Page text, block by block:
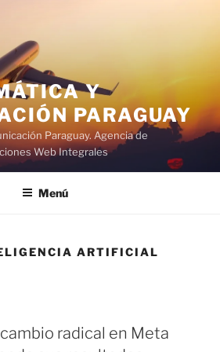
Y
PARAGUAY
Paraguay. Agencia de
Web Integrales
Menú
ARTIFICIAL
radical en Meta